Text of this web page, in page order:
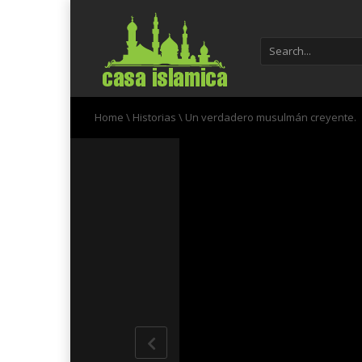
Home \ Historias \ Un verdadero musulmán creyente.